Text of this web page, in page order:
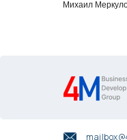
Михаил